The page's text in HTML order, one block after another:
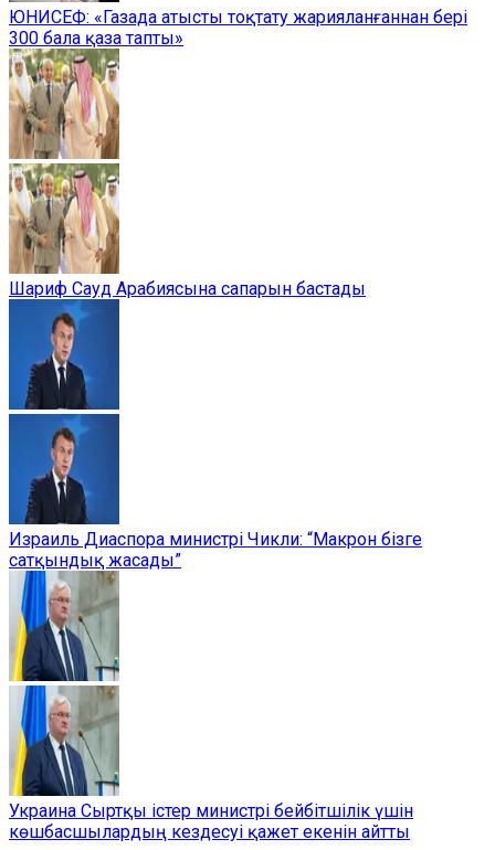
ЮНИСЕФ: «Газада атысты тоқтату жарияланғаннан бері
300 бала қаза тапты»
Шариф Сауд Арабиясына сапарын бастады
Израиль Диаспора министрі Чикли: “Макрон бізге
сатқындық жасады”
Украина Сыртқы істер министрі бейбітшілік үшін
көшбасшылардың кездесуі қажет екенін айтты